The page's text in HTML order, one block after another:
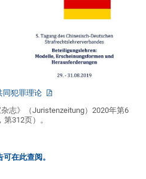
同犯罪理论
志》（Juristenzeitung）2020年第6
312页）。
在此查阅。